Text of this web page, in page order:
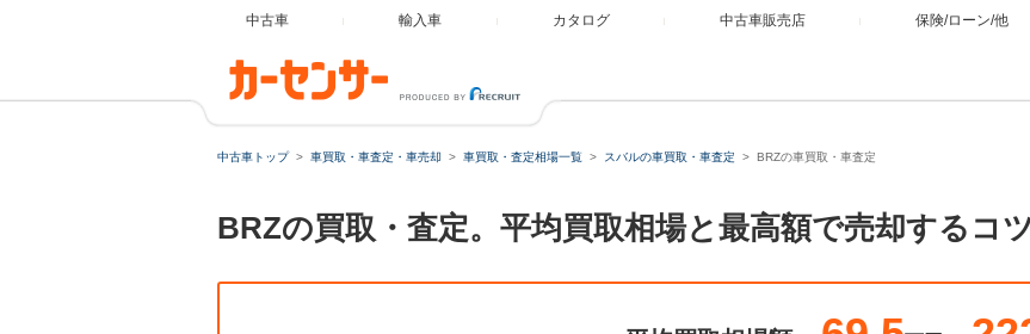
中古車 輸入車 カタログ 中古車販売店 保険/ローン/他
中古車トップ 車買取・車査定・車売却 車買取・査定相場一覧 スバルの車買取・車査定 BRZの車買取・車査定
BRZの買取・査定。平均買取相場と最高額で売却するコ